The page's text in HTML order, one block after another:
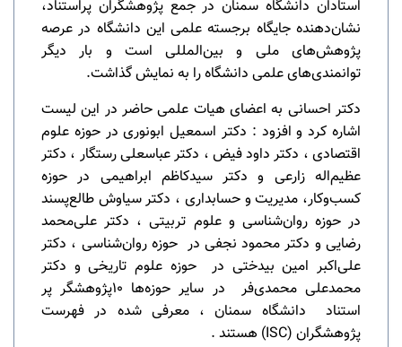
استادان دانشگاه سمنان در جمع پژوهشگران پراستناد،
نشان‌دهنده جایگاه برجسته علمی این دانشگاه در عرصه
پژوهش‌های ملی و بین‌المللی است و بار دیگر
توانمندی‌های علمی دانشگاه را به نمایش گذاشت.
دکتر احسانی به اعضای هیات علمی حاضر در این لیست
اشاره کرد و افزود : دکتر اسمعیل ابونوری در حوزه علوم
اقتصادی ، دکتر داود فیض ، دکتر عباسعلی رستگار ، دکتر
عظیم‌اله زارعی و دکتر سیدکاظم ابراهیمی در حوزه
کسب‌وکار، مدیریت و حسابداری ، دکتر سیاوش طالع‌پسند
در حوزه روان‌شناسی و علوم تربیتی ، دکتر علی‌محمد
رضایی و دکتر محمود نجفی در حوزه روان‌شناسی ، دکتر
علی‌اکبر امین بیدختی در حوزه علوم تاریخی و دکتر
محمدعلی محمدی‌فر در سایر حوزه‌ها 10پژوهشگر پر
استناد دانشگاه سمنان ، معرفی شده در فهرست
پژوهشگران (ISC) هستند .